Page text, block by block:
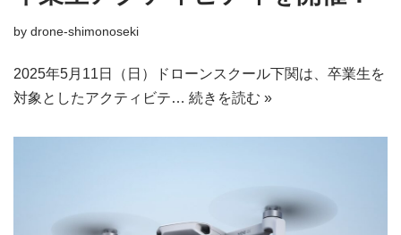
by drone-shimonoseki
2025年5月11日（日）ドローンスクール下関は、卒業生を
対象としたアクティビテ… 続きを読む »